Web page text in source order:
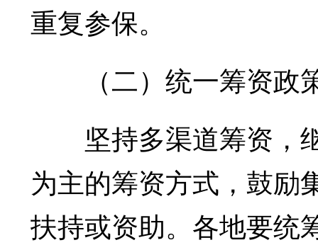
重复参保。
（二）统一筹资政
坚持多渠道筹资，
为主的筹资方式，鼓励
扶持或资助。各地要统